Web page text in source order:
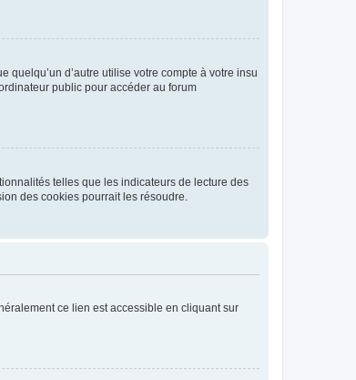
d’autre utilise votre compte à votre insu
public pour accéder au forum
telles que les indicateurs de lecture des
des cookies pourrait les résoudre.
ce lien est accessible en cliquant sur